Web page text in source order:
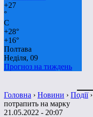
+27
°
C
+28°
+16°
Полтава
Неділя, 09
Прогноз на тиждень
Головна › Новини › Події›
потрапить на марку
21.05.2022 - 20:07